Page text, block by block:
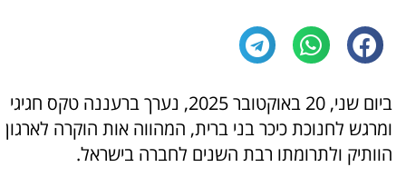
ביום שני, 20 באוקטובר 2025, נערך ברעננה טקס חגיגי
ומרגש לחנוכת כיכר בני ברית, המהווה אות הוקרה לארגון
הוותיק ולתרומתו רבת השנים לחברה בישראל.